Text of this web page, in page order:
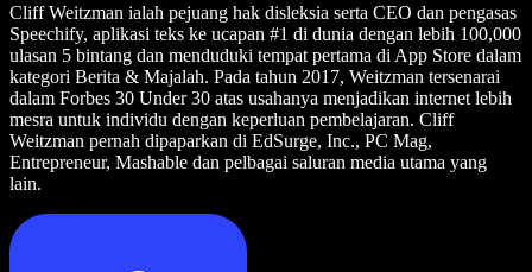
Cliff Weitzman ialah pejuang hak disleksia serta CEO dan pengasas
Speechify, aplikasi teks ke ucapan #1 di dunia dengan lebih 100,000
ulasan 5 bintang dan menduduki tempat pertama di App Store dalam
kategori Berita & Majalah. Pada tahun 2017, Weitzman tersenarai
dalam Forbes 30 Under 30 atas usahanya menjadikan internet lebih
mesra untuk individu dengan keperluan pembelajaran. Cliff
Weitzman pernah dipaparkan di EdSurge, Inc., PC Mag,
Entrepreneur, Mashable dan pelbagai saluran media utama yang
lain.